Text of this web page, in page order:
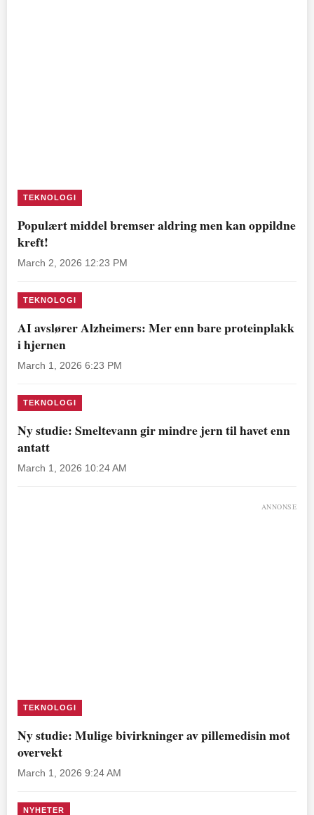
TEKNOLOGI
Populært middel bremser aldring men kan oppildne
kreft!
March 2, 2026 12:23 PM
TEKNOLOGI
AI avslører Alzheimers: Mer enn bare proteinplakk
i hjernen
March 1, 2026 6:23 PM
TEKNOLOGI
Ny studie: Smeltevann gir mindre jern til havet enn
antatt
March 1, 2026 10:24 AM
ANNONSE
TEKNOLOGI
Ny studie: Mulige bivirkninger av pillemedisin mot
overvekt
March 1, 2026 9:24 AM
NYHETER